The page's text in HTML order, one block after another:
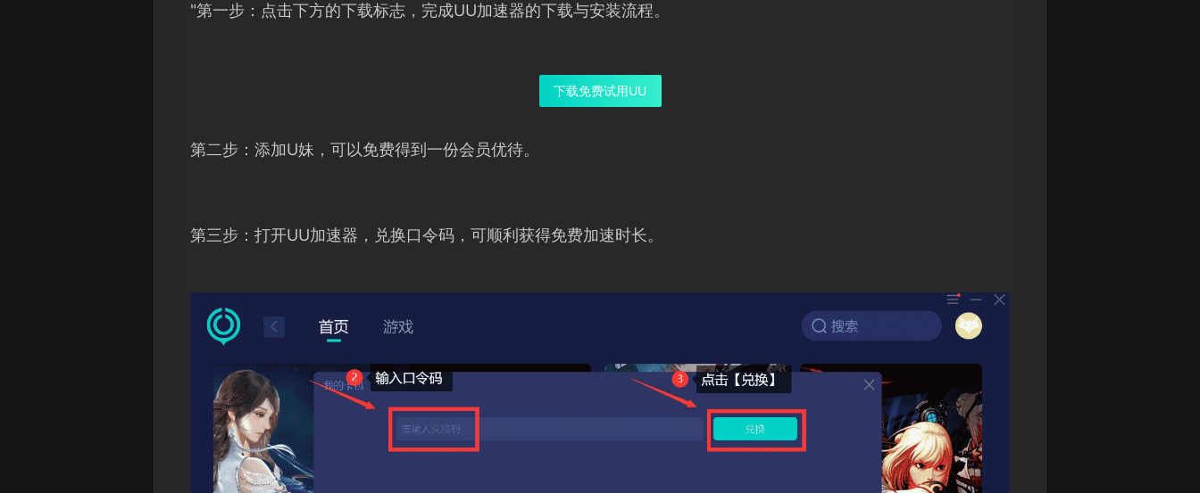
"第一步：点击下方的下载标志，完成UU加速器的下载与安装流程。
下载免费试用UU
第二步：添加U妹，可以免费得到一份会员优待。
第三步：打开UU加速器，兑换口令码，可顺利获得免费加速时长。